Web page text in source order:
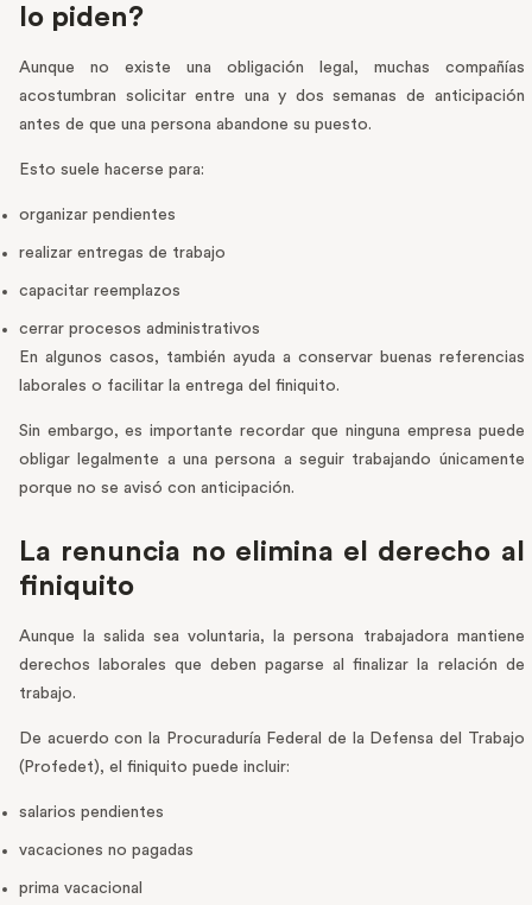
lo piden?
Aunque no existe una obligación legal, muchas compañías
acostumbran solicitar entre una y dos semanas de anticipación
antes de que una persona abandone su puesto.
Esto suele hacerse para:
organizar pendientes
realizar entregas de trabajo
capacitar reemplazos
cerrar procesos administrativos
En algunos casos, también ayuda a conservar buenas referencias
laborales o facilitar la entrega del finiquito.
Sin embargo, es importante recordar que ninguna empresa puede
obligar legalmente a una persona a seguir trabajando únicamente
porque no se avisó con anticipación.
La renuncia no elimina el derecho al
finiquito
Aunque la salida sea voluntaria, la persona trabajadora mantiene
derechos laborales que deben pagarse al finalizar la relación de
trabajo.
De acuerdo con la Procuraduría Federal de la Defensa del Trabajo
(Profedet), el finiquito puede incluir:
salarios pendientes
vacaciones no pagadas
prima vacacional